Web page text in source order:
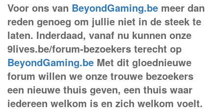
Voor ons van BeyondGaming.be meer dan
reden genoeg om jullie niet in de steek te
laten. Inderdaad, vanaf nu kunnen onze
9lives.be/forum-bezoekers terecht op
BeyondGaming.be Met dit gloednieuwe
forum willen we onze trouwe bezoekers
een nieuwe thuis geven, een thuis waar
iedereen welkom is en zich welkom voelt.